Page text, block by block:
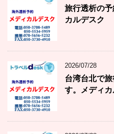
旅行透析の
カルデスク
2026/07/28
台湾台北で
す。メディカ